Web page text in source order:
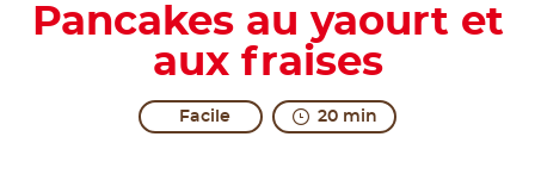
Pancakes au yaourt et
aux fraises
Facile 20 min